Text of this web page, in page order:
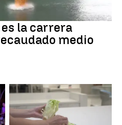
es la carrera
medio